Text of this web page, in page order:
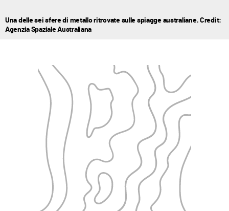
Una delle sei sfere di metallo ritrovate sulle spiagge australiane. Credit:
Agenzia Spaziale Australiana